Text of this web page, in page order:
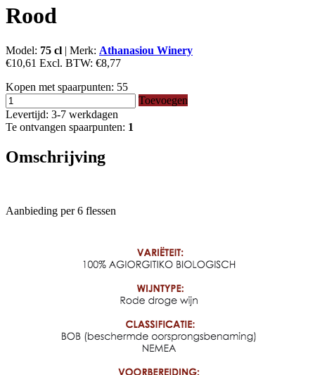
Rood
Model: 75 cl | Merk: Athanasiou Winery
€10,61 Excl. BTW: €8,77
Kopen met spaarpunten: 55
Toevoegen
Levertijd: 3-7 werkdagen
Te ontvangen spaarpunten: 1
Omschrijving
Aanbieding per 6 flessen